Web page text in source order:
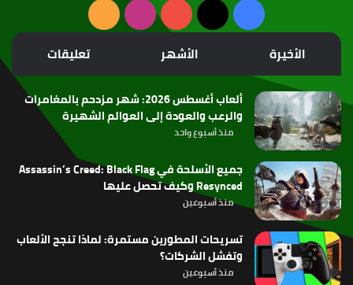
فيسبوك
‫X
‫YouTubeانستقرامملخص
الموقع
RSS
الأخيرة الأشهر تعليقات
ألعاب أغسطس 2026: شهر مزدحم بالمغامرات
والرعب والعودة إلى العوالم الشهيرة
منذ أسبوع واحد
جميع الأسلحة في Assassin’s Creed: Black Flag
Resynced وكيف تحصل عليها
منذ أسبوعين
تسريحات المطورين مستمرة: لماذا تنجح الألعاب
وتفشل الشركات؟
منذ أسبوعين